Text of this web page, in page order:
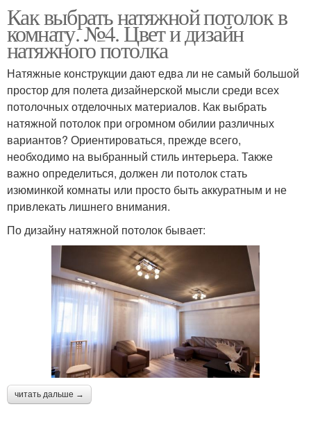
Как выбрать натяжной потолок в
комнату. №4. Цвет и дизайн
натяжного потолка
Натяжные конструкции дают едва ли не самый большой
простор для полета дизайнерской мысли среди всех
потолочных отделочных материалов. Как выбрать
натяжной потолок при огромном обилии различных
вариантов? Ориентироваться, прежде всего,
необходимо на выбранный стиль интерьера. Также
важно определиться, должен ли потолок стать
изюминкой комнаты или просто быть аккуратным и не
привлекать лишнего внимания.
По дизайну натяжной потолок бывает:
читать дальше →